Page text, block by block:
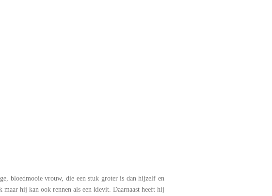
bloedmooie vrouw, die een stuk groter is dan hijzelf en
hij kan ook rennen als een kievit. Daarnaast heeft hij